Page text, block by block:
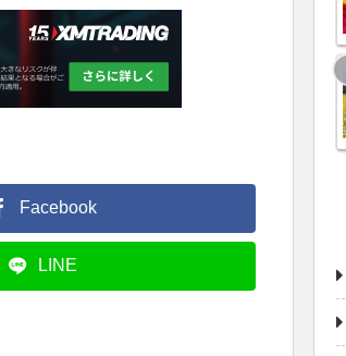
Facebook
LINE